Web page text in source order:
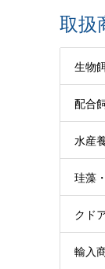
取扱
生物
配合
水産
珪藻
クド
輸入